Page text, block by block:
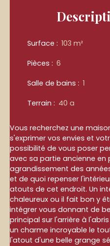
Surface : 103 m²
Pièces : 6
Salle de bains : 1
Terrain : 40 a
Vous recherchez une
s'exprimer vos envies et
possibilité de vous poser
avec sa partie ancienne en
agrandissement des
et de quoi repenser
atouts de cet endroit. Un
chaleureux ou il fait bon y
intégrer vous donnant de
principal sur l'arrière à
un charme incroyable le
l'atout d'une belle grange